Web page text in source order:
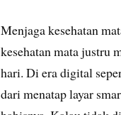
Menjaga kesehatan
kesehatan mata justru
hari. Di era digital
dari menatap layar